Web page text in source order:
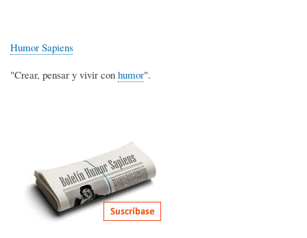
Humor Sapiens
"Crear, pensar y vivir con humor".